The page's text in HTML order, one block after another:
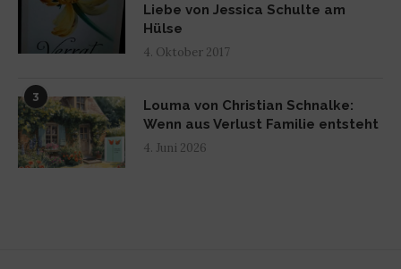
Liebe von Jessica Schulte am
Hülse
4. Oktober 2017
3
Louma von Christian Schnalke:
Wenn aus Verlust Familie entsteht
4. Juni 2026